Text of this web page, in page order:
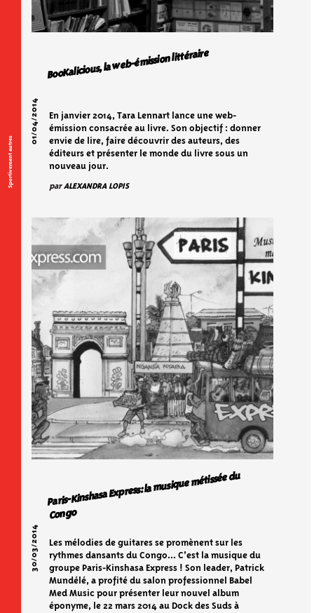
Sportivement autres
BooKalicious, la web-émission littéraire
01/04/2014
En janvier 2014, Tara Lennart lance une web-
émission consacrée au livre. Son objectif : donner
envie de lire, faire découvrir des auteurs, des
éditeurs et présenter le monde du livre sous un
nouveau jour.
parALEXANDRA LOPIS
Paris-Kinshasa Express: la musique métissée du
Congo
30/03/2014
Les mélodies de guitares se promènent sur les
rythmes dansants du Congo… C’est la musique du
groupe Paris-Kinshasa Express ! Son leader, Patrick
Mundélé, a profité du salon professionnel Babel
Med Music pour présenter leur nouvel album
éponyme, le 22 mars 2014 au Dock des Suds à